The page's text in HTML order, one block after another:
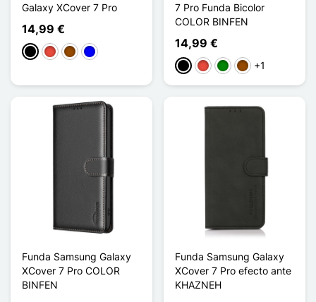
Galaxy XCover 7 Pro
14,99 €
NegroRojoMarrón
Azul
7 Pro Funda Bicolor
COLOR BINFEN
14,99 €
NegroRojoVerdeMarrón
+1
Funda Samsung Galaxy
XCover 7 Pro COLOR
BINFEN
Funda Samsung Galaxy
XCover 7 Pro efecto ante
KHAZNEH